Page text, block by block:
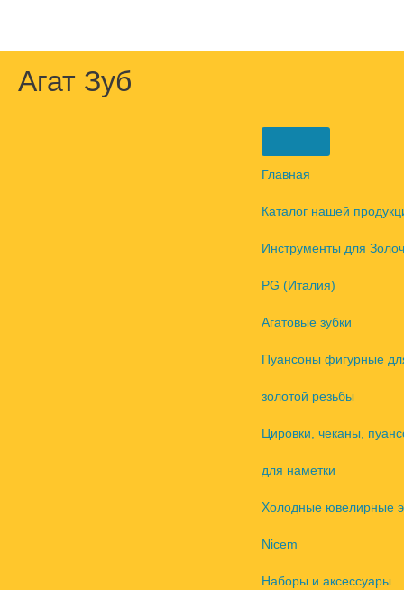
содержимому
Агат Зуб
Главная
Каталог нашей
Инструменты для
PG (Италия)
Агатовые зубки
Пуансоны фигурные
золотой резьбы
Цировки, чеканы,
для наметки
Холодные ювелирные
Nicem
Наборы и аксессуары